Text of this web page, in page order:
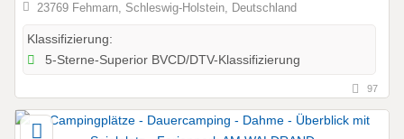
23769 Fehmarn, Schleswig-Holstein, Deutschland
Klassifizierung:
5-Sterne-Superior BVCD/DTV-Klassifizierung
97